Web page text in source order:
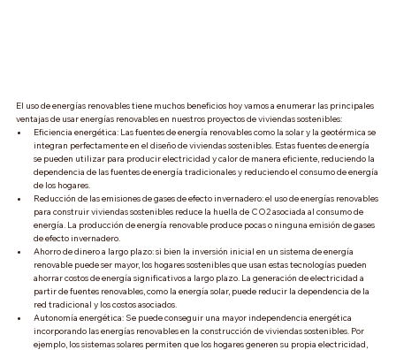
El uso de energías renovables tiene muchos beneficios hoy vamos a enumerar las principales
ventajas de usar energías renovables en nuestros proyectos de viviendas sostenibles:
Eficiencia energética: Las fuentes de energía renovables como la solar y la geotérmica se
integran perfectamente en el diseño de viviendas sostenibles. Estas fuentes de energía
se pueden utilizar para producir electricidad y calor de manera eficiente, reduciendo la
dependencia de las fuentes de energía tradicionales y reduciendo el consumo de energía
de los hogares.
Reducción de las emisiones de gases de efecto invernadero: el uso de energías renovables
para construir viviendas sostenibles reduce la huella de CO2 asociada al consumo de
energía. La producción de energía renovable produce pocas o ninguna emisión de gases
de efecto invernadero.
Ahorro de dinero a largo plazo: si bien la inversión inicial en un sistema de energía
renovable puede ser mayor, los hogares sostenibles que usan estas tecnologías pueden
ahorrar costos de energía significativos a largo plazo. La generación de electricidad a
partir de fuentes renovables, como la energía solar, puede reducir la dependencia de la
red tradicional y los costos asociados.
Autonomía energética: Se puede conseguir una mayor independencia energética
incorporando las energías renovables en la construcción de viviendas sostenibles. Por
ejemplo, los sistemas solares permiten que los hogares generen su propia electricidad,